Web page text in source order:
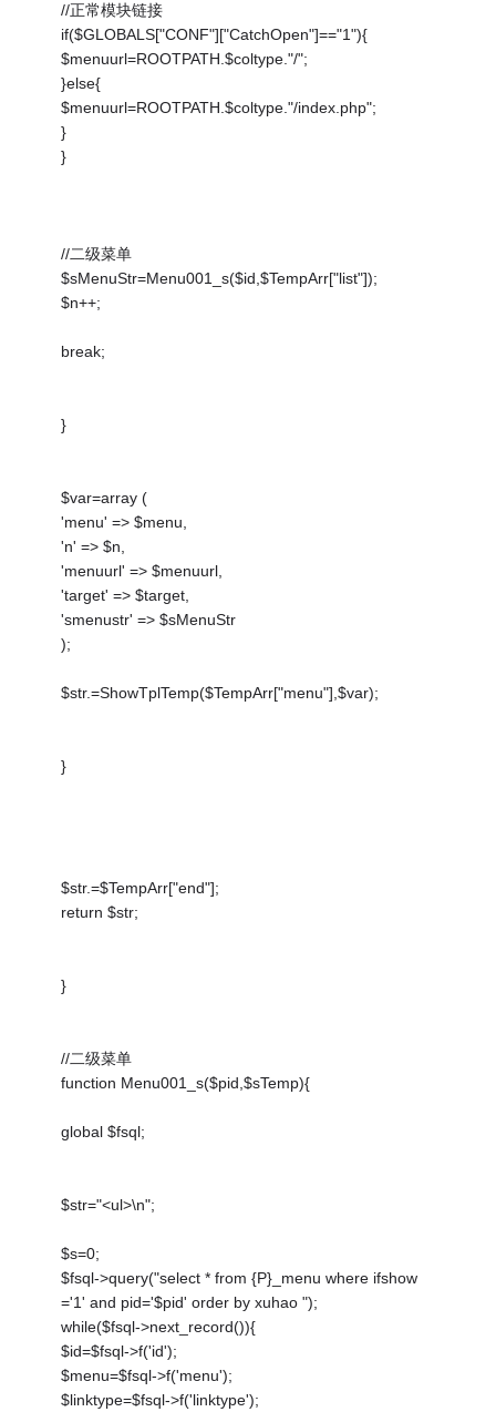
//正常模块链接
if($GLOBALS["CONF"]["CatchOpen"]=="1"){
$menuurl=ROOTPATH.$coltype."/";
}else{
$menuurl=ROOTPATH.$coltype."/index.php";
}
}
//二级菜单
$sMenuStr=Menu001_s($id,$TempArr["list"]);
$n++;
break;
}
$var=array (
'menu' => $menu,
'n' => $n,
'menuurl' => $menuurl,
'target' => $target,
'smenustr' => $sMenuStr
);
$str.=ShowTplTemp($TempArr["menu"],$var);
}
$str.=$TempArr["end"];
return $str;
}
//二级菜单
function Menu001_s($pid,$sTemp){
global $fsql;
$str="<ul>\n";
$s=0;
$fsql->query("select * from {P}_menu where ifshow
='1' and pid='$pid' order by xuhao ");
while($fsql->next_record()){
$id=$fsql->f('id');
$menu=$fsql->f('menu');
$linktype=$fsql->f('linktype');